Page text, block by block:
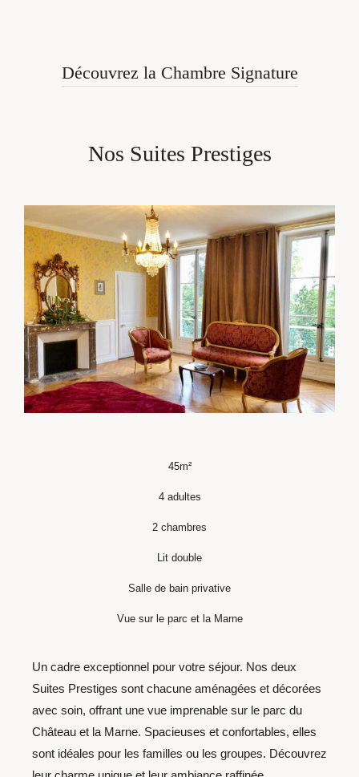
Découvrez la Chambre Signature
Nos Suites Prestiges
Un cadre exceptionnel pour votre séjour. Nos deux
Suites Prestiges sont chacune aménagées et décorées
avec soin, offrant une vue imprenable sur le parc du
Château et la Marne. Spacieuses et confortables, elles
sont idéales pour les familles ou les groupes. Découvrez
45m²
4 adultes
2 chambres
Lit double
Salle de bain privative
Vue sur le parc et la Marne